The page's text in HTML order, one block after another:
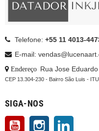
Telefone: +55 11 4013-
E-mail:
Endereço
: Rua Jose Eduardo
CEP 13.304-230 - Bairro São Luis -
SIGA-NOS
YouTube Instagram